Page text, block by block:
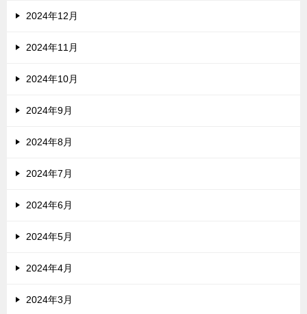
2024年12月
2024年11月
2024年10月
2024年9月
2024年8月
2024年7月
2024年6月
2024年5月
2024年4月
2024年3月